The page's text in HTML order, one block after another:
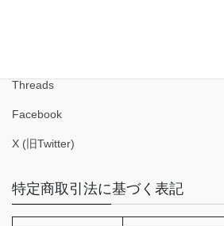
Threads
Facebook
X (旧Twitter)
特定商取引法に基づく表記